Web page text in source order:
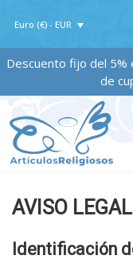
Euro (€) - EUR
Descuento fijo del
de
AVISO LEGAL
Identificación